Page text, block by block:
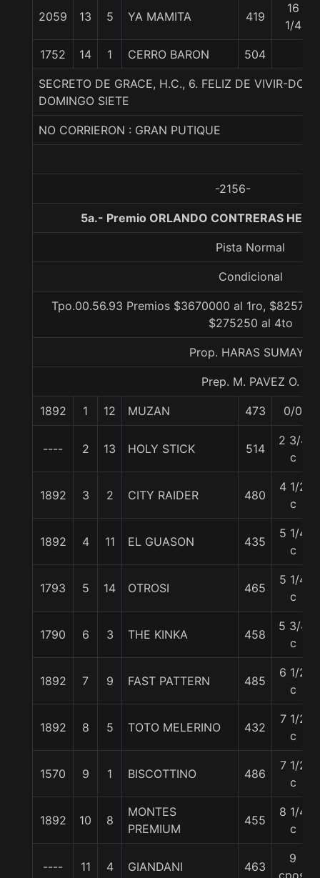
2059 13 5 YA MAMITA 419
16
1/4
1752 14 1 CERRO BARON 504
SECRETO DE GRACE, H.C., 6. FELIZ DE VIVIR-
DOMINGO SIETE
NO CORRIERON : GRAN PUTIQUE
-2156-
5a.- Premio ORLANDO CONTRERAS
Pista Normal
Condicional
Tpo.00.56.93 Premios $3670000 al 1ro,
$275250 al 4to
Prop. HARAS SUMAYA
Prep. M. PAVEZ O.
1892 1 12 MUZAN 473 0/0
---- 2 13 HOLY STICK 514
2 3/4
c
1892 3 2 CITY RAIDER 480
4 1/2
c
1892 4 11 EL GUASON 435
5 1/4
c
1793 5 14 OTROSI 465
5 1/4
c
1790 6 3 THE KINKA 458
5 3/4
c
1892 7 9 FAST PATTERN 485
6 1/2
c
1892 8 5 TOTO MELERINO 432
7 1/2
c
1570 9 1 BISCOTTINO 486
7 1/2
c
1892 10 8
MONTES
PREMIUM
455
8 1/4
c
---- 11 4 GIANDANI 463
9
cpos.